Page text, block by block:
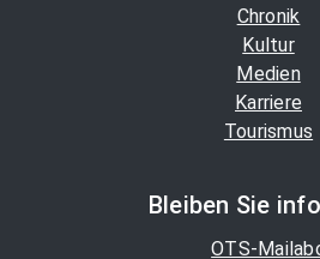
Chronik
Kultur
Medien
Karriere
Tourismus
Bleiben Sie
OTS-